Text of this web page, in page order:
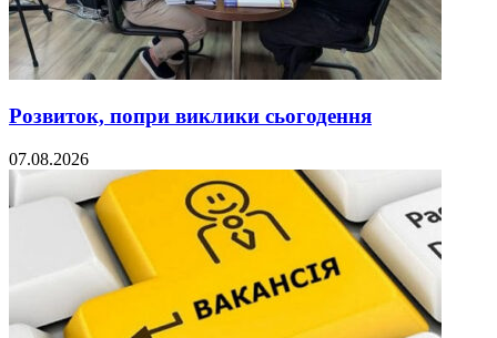
Розвиток, попри виклики сьогодення
07.08.2026